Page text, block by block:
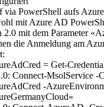
via PowerShell aufs
mit Azure AD
2.0 mit dem Parameter
die Anmeldung am
= Get-
Connect-MsolService -
-